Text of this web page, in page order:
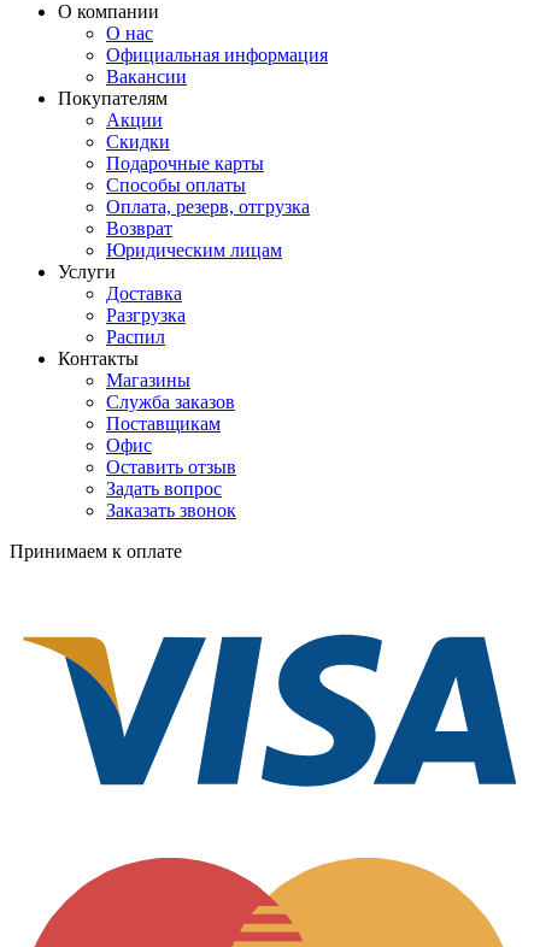
О компании
О нас
Официальная информация
Вакансии
Покупателям
Акции
Скидки
Подарочные карты
Способы оплаты
Оплата, резерв, отгрузка
Возврат
Юридическим лицам
Услуги
Доставка
Разгрузка
Распил
Контакты
Магазины
Служба заказов
Поставщикам
Офис
Оставить отзыв
Задать вопрос
Заказать звонок
Принимаем к оплате